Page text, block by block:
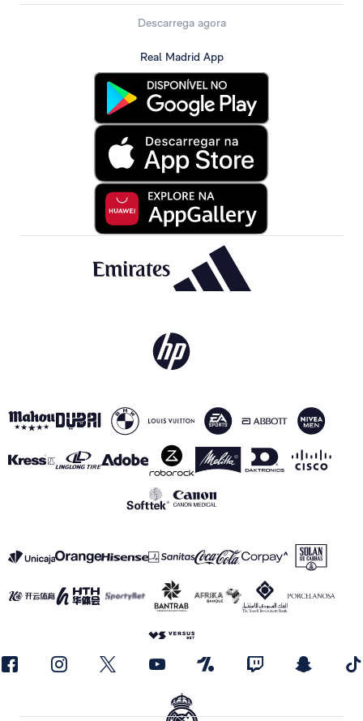
Descarrega agora
Real Madrid App